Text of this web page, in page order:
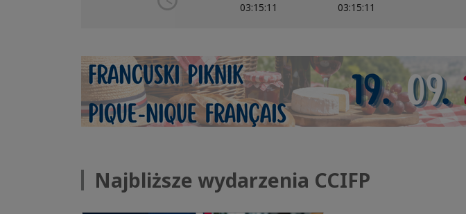
03:15:12 03:15:12
Najbliższe wydarzenia CCIFP